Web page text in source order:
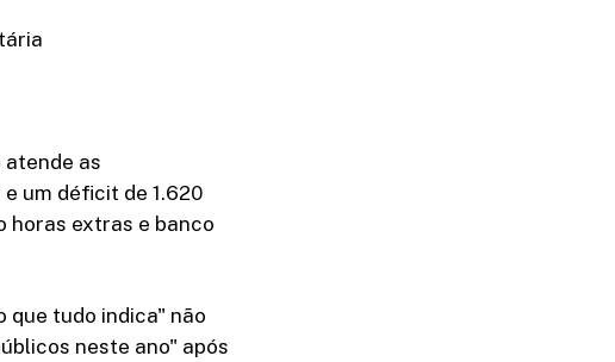
as
um déficit de 1.620
horas extras e banco
que tudo indica" não
neste ano" após